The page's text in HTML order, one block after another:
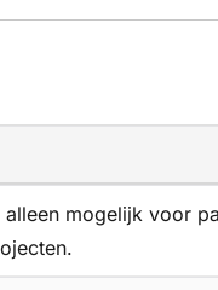
alleen mogelijk voor